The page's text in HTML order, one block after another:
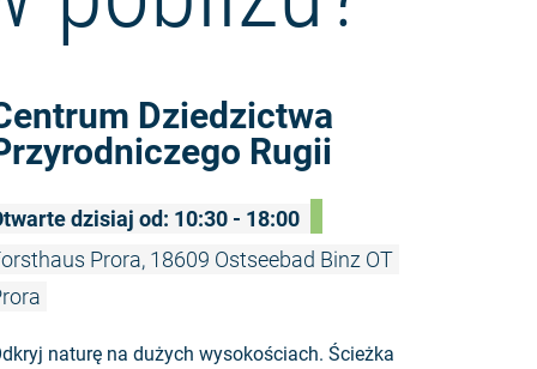
Dziedzictwa
Rugii
dzisiaj od: 10:30 - 18:00
Prora, 18609 Ostseebad Binz OT
naturę na dużych wysokościach. Ścieżka